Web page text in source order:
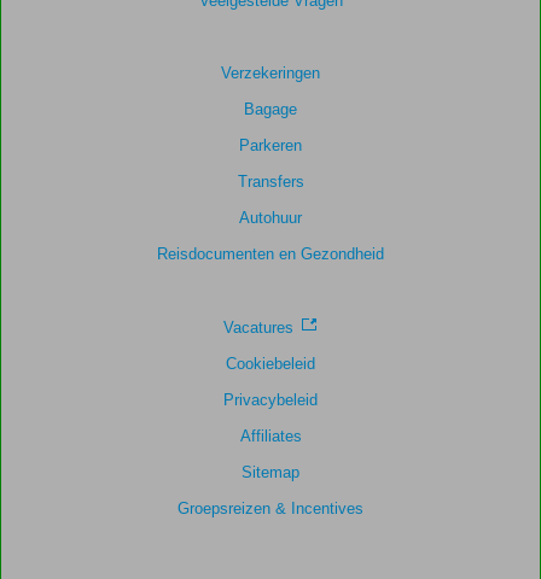
Verzekeringen
Bagage
Parkeren
Transfers
Autohuur
Reisdocumenten en Gezondheid
Vacatures
Cookiebeleid
Privacybeleid
Affiliates
Sitemap
Groepsreizen & Incentives